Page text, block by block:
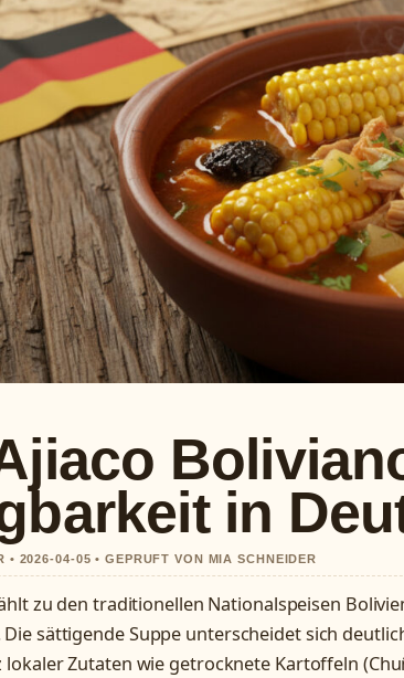
in
• 2026-04-05 • GEPRUFT VON MIA SCHNEIDER
zu den traditionellen Nationalspeisen
sättigende Suppe unterscheidet sich
lokaler Zutaten wie getrocknete Kartoffeln